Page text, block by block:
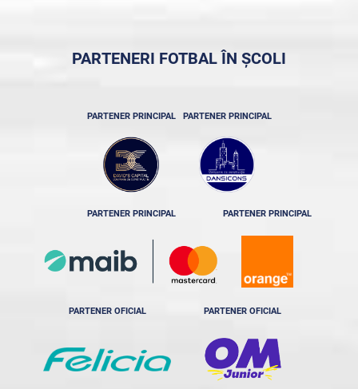
PARTENERI FOTBAL ÎN ȘCOLI
PARTENER PRINCIPAL PARTENER PRINCIPAL
PARTENER PRINCIPAL PARTENER PRINCIPAL
PARTENER OFICIAL PARTENER OFICIAL